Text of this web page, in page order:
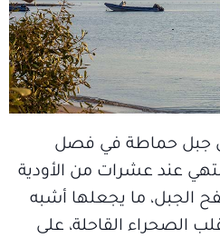
جبل حماطة في فصل
عند عشرات من الأودية
الجبل، ما يجعلها أشبه
الصحراء القاحلة، على